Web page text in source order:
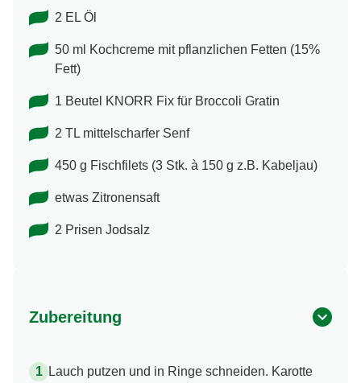
2 EL Öl
50 ml Kochcreme mit pflanzlichen Fetten (15%
Fett)
1 Beutel KNORR Fix für Broccoli Gratin
2 TL mittelscharfer Senf
450 g Fischfilets (3 Stk. à 150 g z.B. Kabeljau)
etwas Zitronensaft
2 Prisen Jodsalz
Zubereitung
Lauch putzen und in Ringe schneiden. Karotte